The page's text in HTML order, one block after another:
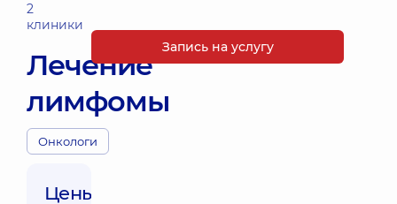
2
клиники
Лечение
лимфомы
Онкологи
Цены
Запись на услугу